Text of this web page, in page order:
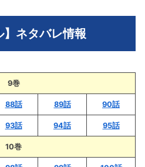
】ネタバレ情報
9巻
88話 89話 90話
93話 94話 95話
10巻